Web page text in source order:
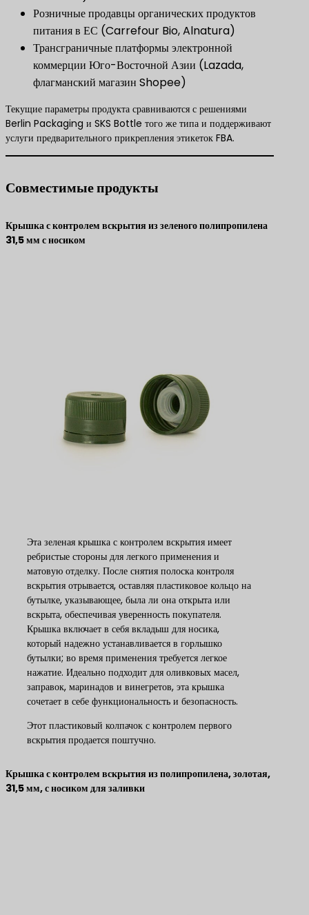
Розничные продавцы органических продуктов
питания в ЕС (Carrefour Bio, Alnatura)
Трансграничные платформы электронной
коммерции Юго-Восточной Азии (Lazada,
флагманский магазин Shopee)
Текущие параметры продукта сравниваются с решениями
Berlin Packaging и SKS Bottle того же типа и поддерживают
услуги предварительного прикрепления этикеток FBA.
Совместимые продукты
Крышка с контролем вскрытия из зеленого полипропилена
31,5 мм с носиком
Эта зеленая крышка с контролем вскрытия имеет
ребристые стороны для легкого применения и
матовую отделку. После снятия полоска контроля
вскрытия отрывается, оставляя пластиковое кольцо на
бутылке, указывающее, была ли она открыта или
вскрыта, обеспечивая уверенность покупателя.
Крышка включает в себя вкладыш для носика,
который надежно устанавливается в горлышко
бутылки; во время применения требуется легкое
нажатие. Идеально подходит для оливковых масел,
заправок, маринадов и винегретов, эта крышка
сочетает в себе функциональность и безопасность.
Этот пластиковый колпачок с контролем первого
вскрытия продается поштучно.
Крышка с контролем вскрытия из полипропилена, золотая,
31,5 мм, с носиком для заливки